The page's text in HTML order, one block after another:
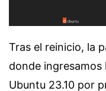
Tras el reinicio, la
donde ingresamos
Ubuntu 23.10 por